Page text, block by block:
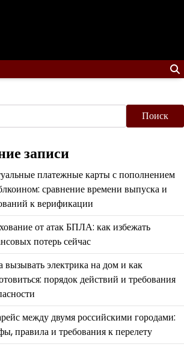
Поиск
записи
платежные карты с пополнением
сравнение времени выпуска и
к верификации
от атак БПЛА: как избежать
потерь сейчас
вызывать электрика на дом и как
порядок действий и требования
между двумя российскими городами:
правила и требования к перелету